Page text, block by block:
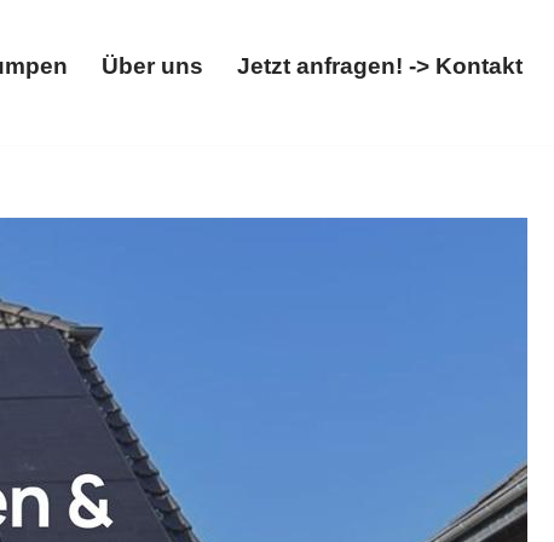
Über uns Jetzt anfragen! -> Kontakt
Ihre erste Wahl für Qualität ✉.